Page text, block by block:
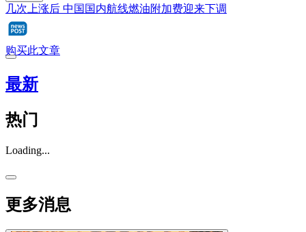
几次上涨后 中国国内航线燃油附加费迎来下调
购买此文章
最新
热门
Loading...
更多消息